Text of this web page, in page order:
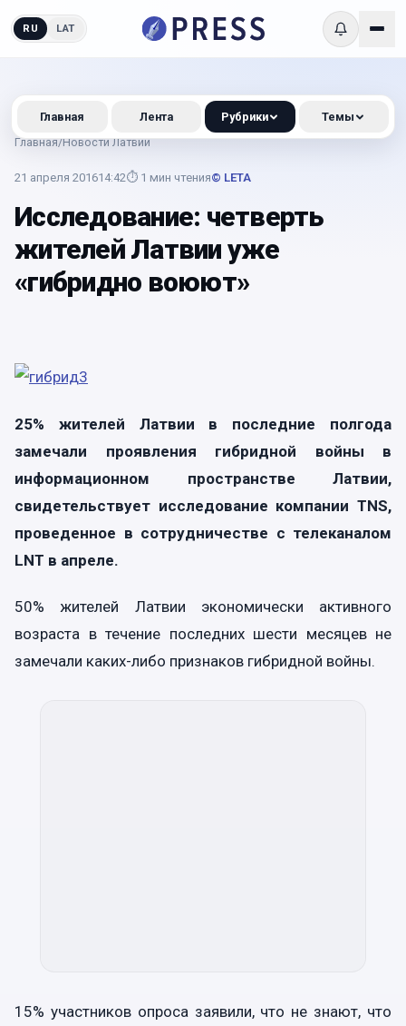
RU LAT
Главная/Новости Латвии
21 апреля 201614:42⏱ 1 мин чтения© LETA
Исследование: четверть
жителей Латвии уже
«гибридно воюют»
25% жителей Латвии в последние полгода
замечали проявления гибридной войны в
информационном пространстве Латвии,
свидетельствует исследование компании TNS,
проведенное в сотрудничестве с телеканалом
LNT в апреле.
50% жителей Латвии экономически активного
возраста в течение последних шести месяцев не
замечали каких-либо признаков гибридной войны.
15% участников опроса заявили, что не знают, что
Главная Лента Рубрики Темы